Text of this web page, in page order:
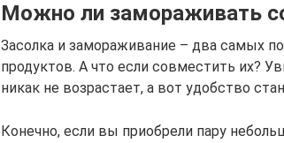
Можно ли замораживать
Засолка и замораживание – два самых
продуктов. А что если совместить их?
никак не возрастает, а вот удобство
Конечно, если вы приобрели пару